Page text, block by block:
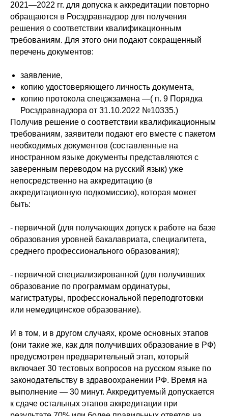
2021—2022 гг. для допуска к аккредитации повторно
обращаются в Росздравнадзор для получения
решения о соответствии квалификационным
требованиям. Для этого они подают сокращенный
перечень документов:
заявление,
копию удостоверяющего личность документа,
копию протокола спецэкзамена —( п. 9 Порядка
Росздравнадзора от 31.10.2022 №10335.)
Получив решение о соответствии квалификационным
требованиям, заявители подают его вместе с пакетом
необходимых документов (составленные на
иностранном языке документы представляются с
заверенным переводом на русский язык) уже
непосредственно на аккредитацию (в
аккредитационную подкомиссию), которая может
быть:
- первичной (для получающих допуск к работе на базе
образования уровней бакалавриата, специалитета,
среднего профессионального образования);
- первичной специализированной (для получивших
образование по программам ординатуры,
магистратуры, профессиональной переподготовки
или немедицинское образование).
И в том, и в другом случаях, кроме основных этапов
(они такие же, как для получивших образование в РФ)
предусмотрен предварительный этап, который
включает 30 тестовых вопросов на русском языке по
законодательству в здравоохранении РФ. Время на
выполнение — 30 минут. Аккредитуемый допускается
к сдаче остальных этапов аккредитации при